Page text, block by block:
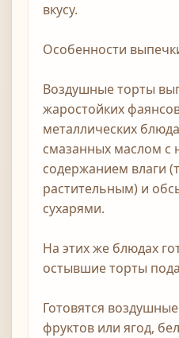
вкусу.
Особенности
Воздушные торты
жаростойких
металлических
смазанных маслом
содержанием влаги
растительным) и
сухарями.
На этих же блюдах
остывшие торты
Готовятся
фруктов или ягод,